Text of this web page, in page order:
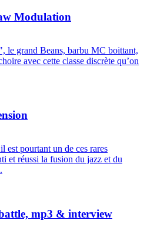
Modulation
le grand Beans, barbu MC boittant,
avec cette classe discrète qu’on
est pourtant un de ces rares
et réussi la fusion du jazz et du
mp3 & interview